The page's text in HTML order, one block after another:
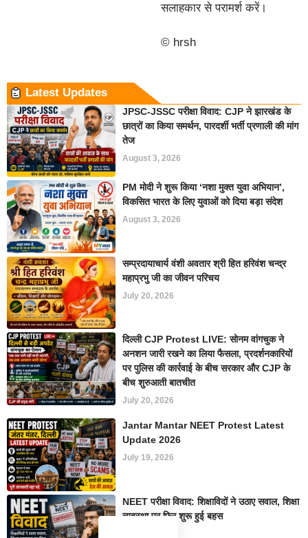
सलाहकार से परामर्श करें।
© hrsh
Latest Updates
JPSC-JSSC परीक्षा विवाद: CJP ने झारखंड के
छात्रों का किया समर्थन, पारदर्शी भर्ती प्रणाली की मांग
तेज
August 3, 2026
PM मोदी ने शुरू किया ‘नशा मुक्त युवा अभियान’,
विकसित भारत के लिए युवाओं को दिया बड़ा संदेश
August 3, 2026
सम्प्रदायाचार्य वंशी अवतार श्री हित हरिवंश चन्द्र
महाप्रभु जी का जीवन परिचय
July 20, 2026
दिल्ली CJP Protest LIVE: सोनम वांगचुक ने
अनशन जारी रखने का लिया फैसला, प्रदर्शनकारियों
पर पुलिस की कार्रवाई के बीच सरकार और CJP के
बीच शुरुआती बातचीत
July 20, 2026
Jantar Mantar NEET Protest Latest
Update 2026
July 19, 2026
NEET परीक्षा विवाद: शिक्षाविदों ने उठाए सवाल, शिक्षा
व्यवस्था पर फिर शुरू हुई बहस